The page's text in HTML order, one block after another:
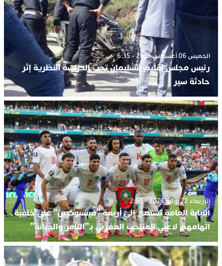
الخميس 06 أغسطس 2026 - 6:35
رئيس مجلس إقليم بنسليمان تحت الحراسة النظرية إثر
حادثة سير
الأربعاء 22 يوليو 2026 - 2:55
النيابة العامة تستمع إلى أربعة “فيسبوكيين” على خلفية
اتهامهم لاعبي المنتخب المغربي بـ”التآمر والخيانة”